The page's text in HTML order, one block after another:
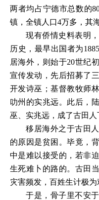
两者均占宁德市总数的
镇，全镇人口4万多，其
现有侨情史料表明
历史，最早出国者为
居海外，则始于20世纪
宣传发动，先后招募了
开发诗巫；基督教牧师
叻州的实兆远。此后，
巫、实兆远，成了古田人
移居海外之于古田
的原因是贫困。毕竟，
中是难以接受的，若非
生死难卜的路的。古田
灾害频发，百姓生计极为
于是，骨子里不安